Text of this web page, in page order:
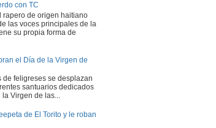
con TC
rapero de origen haitiano
las voces principales de la
su propia forma de
el Día de la Virgen de
de feligreses se desplazan
santuarios dedicados
Virgen de las...
de El Torito y le roban